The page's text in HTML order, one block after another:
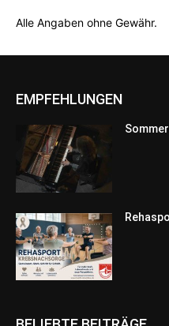
Alle Angaben ohne Gewähr.
EMPFEHLUNGEN